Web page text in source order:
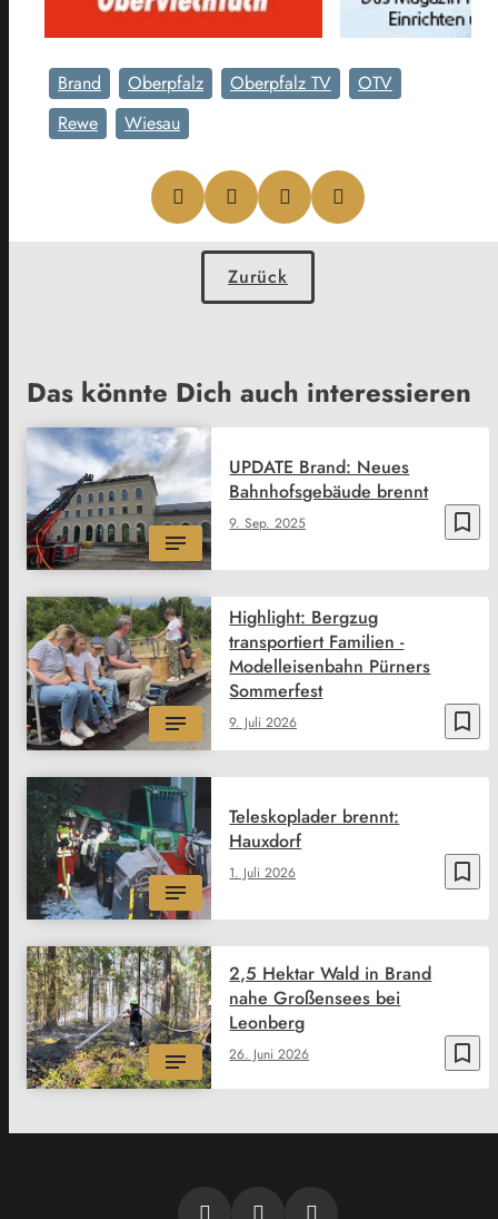
Brand Oberpfalz Oberpfalz TV
OTV
Rewe
Wiesau
Zurück
Das könnte Dich auch interessieren
bookmark_border
9. Sep. 2025
UPDATE Brand: Neues
Bahnhofsgebäude brennt
bookmark_border
9. Juli 2026
Highlight: Bergzug
transportiert Familien -
Modelleisenbahn Pürners
Sommerfest
bookmark_border
1. Juli 2026
Teleskoplader brennt:
Hauxdorf
bookmark_border
26. Juni 2026
2,5 Hektar Wald in Brand
nahe Großensees bei
Leonberg